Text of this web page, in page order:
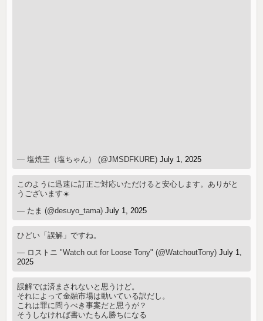
— 塩焼王（塩ちゃん） (@JMSDFKURE)July 1, 2025
このように迅速に訂正ご対応いただけると安心します。ありがと
うございます☀️
— たま (@desuyo_tama)July 1, 2025
ひどい「誤解」ですね。
— ロストニ "Watch out for Loose Tony" (@WatchoutTony)July 1,
2025
誤解では済まされないと思うけど。
それによって金融市場は動いている訳だし。
これは罪に問うべき事案だと思うが？
そうしなければ書いたもん勝ちになる